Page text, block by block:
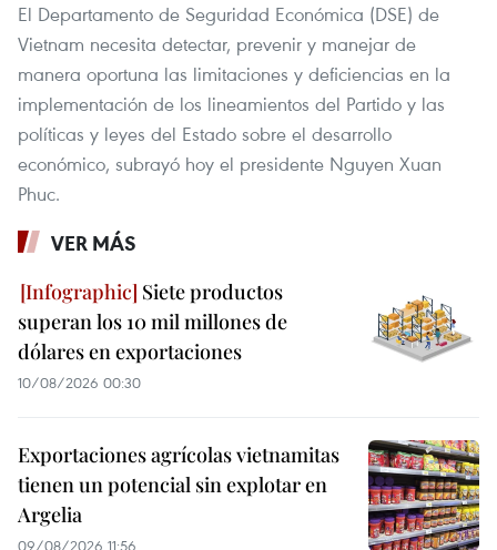
El Departamento de Seguridad Económica (DSE) de
Vietnam necesita detectar, prevenir y manejar de
manera oportuna las limitaciones y deficiencias en la
implementación de los lineamientos del Partido y las
políticas y leyes del Estado sobre el desarrollo
económico, subrayó hoy el presidente Nguyen Xuan
Phuc.
VER MÁS
Siete productos
superan los 10 mil millones de
dólares en exportaciones
10/08/2026 00:30
Exportaciones agrícolas vietnamitas
tienen un potencial sin explotar en
Argelia
09/08/2026 11:56